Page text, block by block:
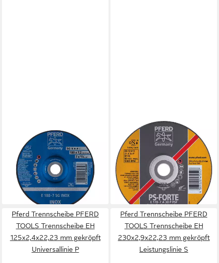
Schleifscheibe PFERD TOOLS
Schruppscheibe E
180x7,2x22,23 mm
Leistungslinie SG INOX f
ab 8,98 €
lieferbar - in 2-3 Werktagen bei dir
Schruppscheibe, Ø 125 mm,
A30PPS 125 x 7 mm gekröpft
ab 4,98 €
lieferbar - in 2-3 Werktagen bei dir
Pferd Trennscheibe PFERD
TOOLS Trennscheibe EH
125x2,4x22,23 mm gekröpft
Universallinie P
Pferd Trennscheibe PFERD
TOOLS Trennscheibe EH
230x2,9x22,23 mm gekröpft
Leistungslinie S